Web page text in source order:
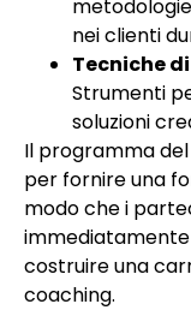
nei clienti
Tecniche
Strumenti
soluzioni
Il programma
per fornire una
modo che i
costruire una
coaching.